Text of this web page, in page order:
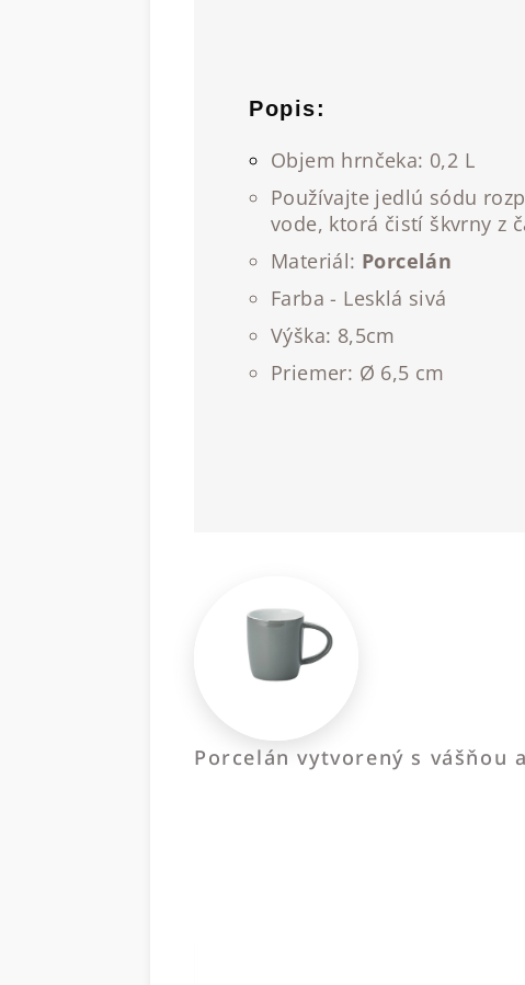
Popis:
Objem hrnčeka: 0,2 L
Používajte jedlú sódu
vode, ktorá čistí škvrny z
Materiál: Porcelán
Farba - Lesklá sivá
Výška: 8,5cm
Priemer: Ø 6,5 cm
Porcelán vytvorený s vášňou